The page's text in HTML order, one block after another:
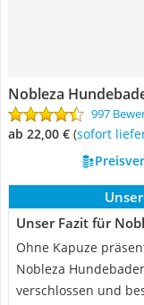
Nobleza
997
ab 22,00 € ( Sofort
Unser Fazit für
Ohne Kapuze
Nobleza
verschlossen und